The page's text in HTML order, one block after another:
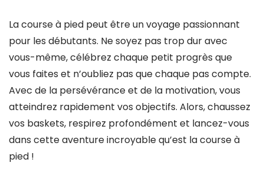
La course à pied peut être un voyage passionnant
pour les débutants. Ne soyez pas trop dur avec
vous-même, célébrez chaque petit progrès que
vous faites et n’oubliez pas que chaque pas compte.
Avec de la persévérance et de la motivation, vous
atteindrez rapidement vos objectifs. Alors, chaussez
vos baskets, respirez profondément et lancez-vous
dans cette aventure incroyable qu’est la course à
pied !